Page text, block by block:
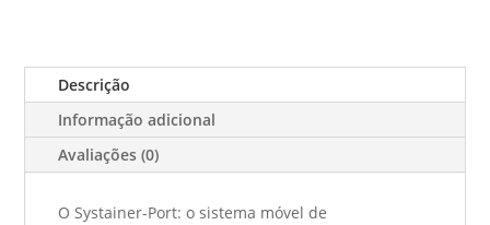
Descrição
Informação adicional
Avaliações (0)
O Systainer-Port: o sistema móvel de